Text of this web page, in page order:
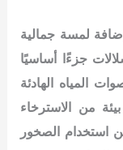
لمسة جمالية
جزءًا أساسيًا
المياه الهادئة
من الاسترخاء
استخدام الصخور